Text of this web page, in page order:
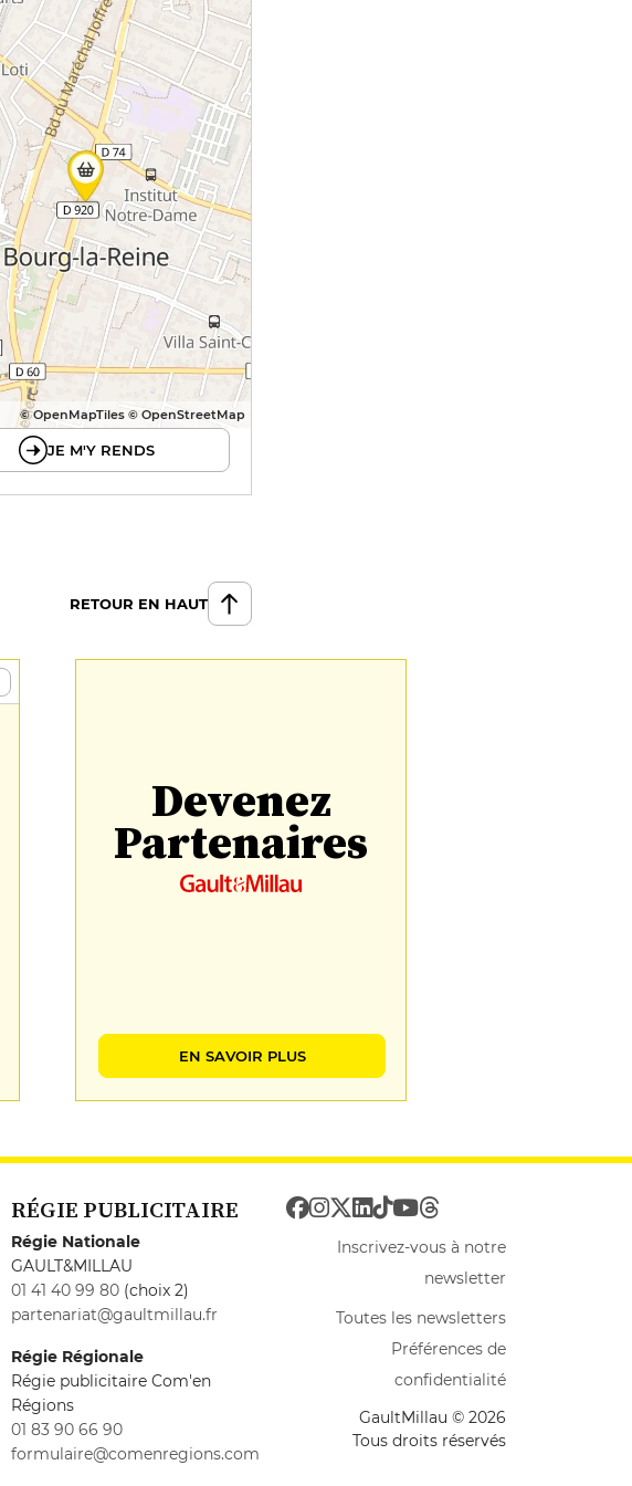
© OpenMapTiles © OpenStreetMap
JE M'Y RENDS
RETOUR EN HAUT
Devenez
Partenaires
EN SAVOIR PLUS
RÉGIE PUBLICITAIRE
Régie Nationale
GAULT&MILLAU
01 41 40 99 80 (choix 2)
partenariat@gaultmillau.fr
Régie Régionale
Régie publicitaire Com'en
Régions
01 83 90 66 90
formulaire@comenregions.com
Inscrivez-vous à notre
newsletter
Toutes les newsletters
Préférences de
confidentialité
GaultMillau © 2026
Tous droits réservés